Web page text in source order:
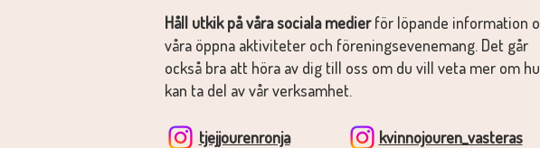
Håll utkik på våra sociala medierför löpande information
våra öppna aktiviteter och föreningsevenemang. Det går
också bra att höra av dig till oss om du vill veta mer om
kan ta del av vår verksamhet.
tjejjourenronja kvinnojouren_vasteras